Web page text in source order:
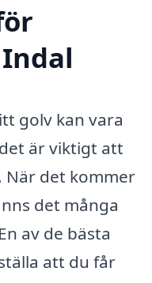
golv kan vara
är viktigt att
det kommer
det många
av de bästa
att du får